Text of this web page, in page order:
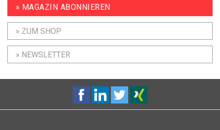
» MAGAZIN ABONNIEREN
» ZUM SHOP
» NEWSLETTER